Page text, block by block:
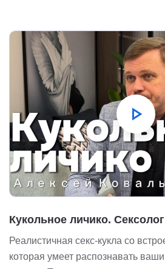
play_arrow
Кукольное личико.
Реалистичная секс-кукла со
которая умеет распознавать